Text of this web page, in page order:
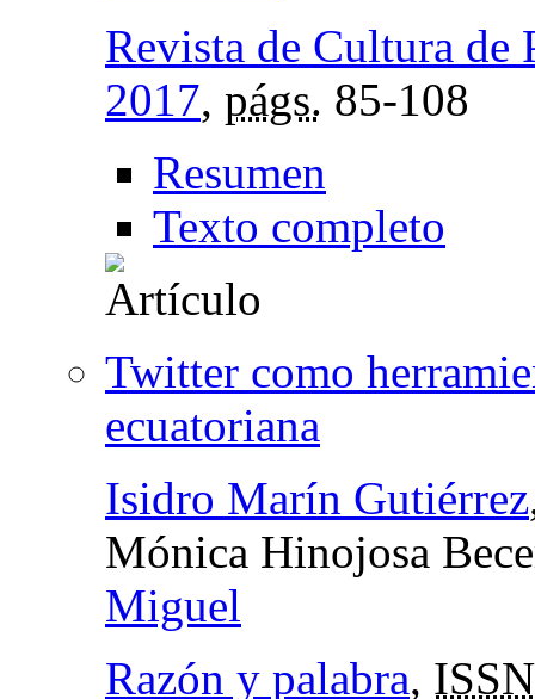
Revista de Cultura de
2017, págs. 85-108
Resumen
Texto completo
Twitter como
ecuatoriana
Isidro Marín Gutiérrez
Mónica Hinojosa
Miguel
Razón y palabra,